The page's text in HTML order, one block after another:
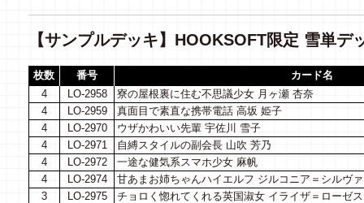
【サンプルデッキ】HOOKSOFT限定 雪単デ
枚数 番号
カード名
4
LO-2958
寮の屋根裏に住む不思議少女 月ヶ瀬 杏奈
4
LO-2959
真面目で素直な携帯電話 高坂 姫子
4
LO-2970
ウザかわいい先輩 宇佐川 雪子
4
LO-2971
自縛スタイルの副会長 山吹 芳乃
4
LO-2972
一途な健気系スマホ少女 麻帆
4
LO-2974
甘あまお姉ちゃんハイエルフ ジルコニア＝シルヴ
3
LO-2975
チョロく惚れてくれる英国淑女 イライザ＝ローゼ